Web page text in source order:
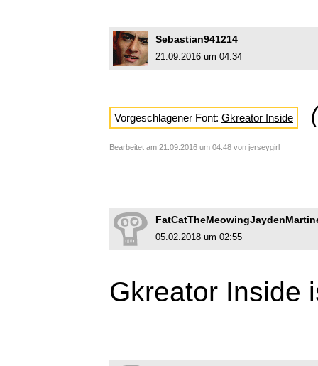
Sebastian941214
21.09.2016 um 04:34
Vorgeschlagener Font: Gkreator Inside
Bearbeitet am 21.09.2016 um 04:48 von jerseygirl
05.02.2018 um 02:55
Gkreator Inside